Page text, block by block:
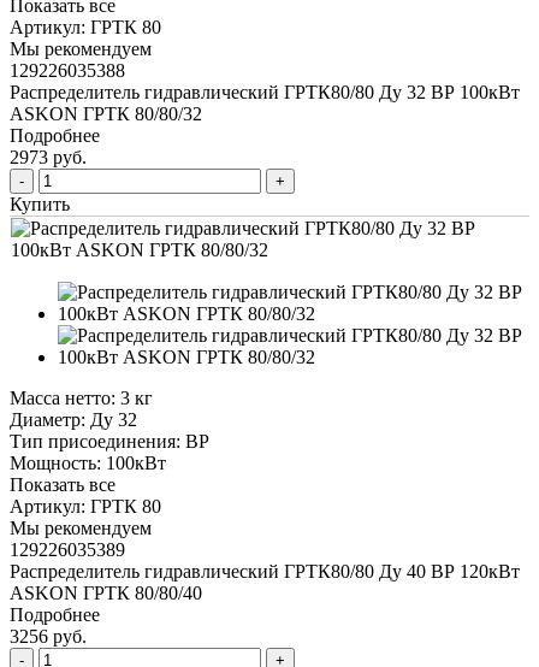
Показать все
Артикул: ГРТК 80
Мы рекомендуем
129226035388
Распределитель гидравлический ГРТК80/80 Ду 32 ВР 100кВт
ASKON ГРТК 80/80/32
Подробнее
2973 руб.
Купить
Масса нетто: 3 кг
Диаметр: Ду 32
Тип присоединения: ВР
Мощность: 100кВт
Показать все
Артикул: ГРТК 80
Мы рекомендуем
129226035389
Распределитель гидравлический ГРТК80/80 Ду 40 ВР 120кВт
ASKON ГРТК 80/80/40
Подробнее
3256 руб.